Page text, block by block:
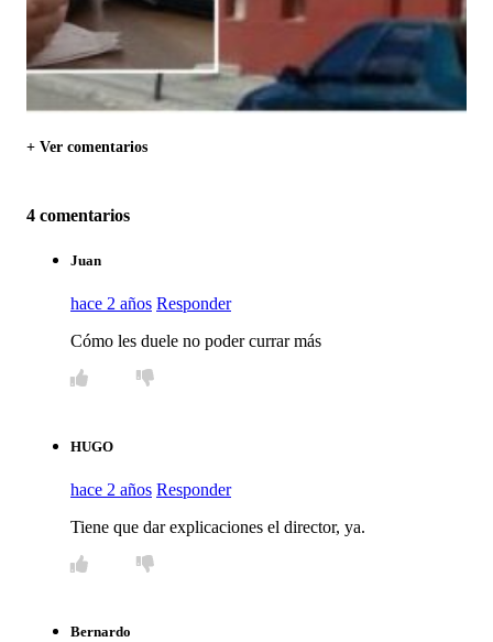
+ Ver comentarios
4 comentarios
Juan
hace 2 años Responder
Cómo les duele no poder currar más
HUGO
hace 2 años Responder
Tiene que dar explicaciones el director, ya.
Bernardo